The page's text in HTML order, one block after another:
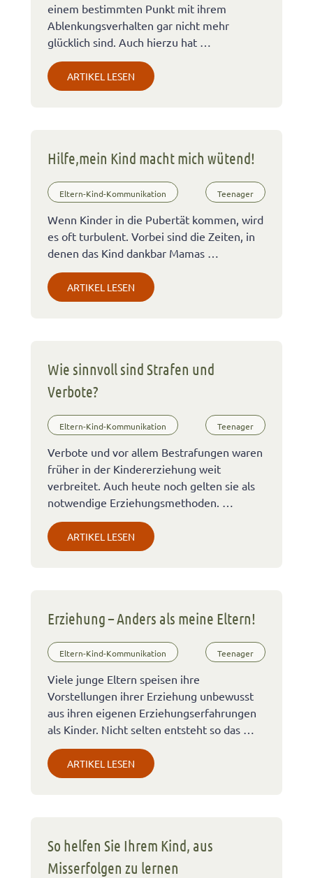
einem bestimmten Punkt mit ihrem
Ablenkungsverhalten gar nicht mehr
glücklich sind. Auch hierzu hat …
ARTIKEL LESEN
Hilfe,mein Kind macht mich wütend!
Eltern-Kind-Kommunikation Teenager
Wenn Kinder in die Pubertät kommen, wird
es oft turbulent. Vorbei sind die Zeiten, in
denen das Kind dankbar Mamas …
ARTIKEL LESEN
Wie sinnvoll sind Strafen und
Verbote?
Eltern-Kind-Kommunikation Teenager
Verbote und vor allem Bestrafungen waren
früher in der Kindererziehung weit
verbreitet. Auch heute noch gelten sie als
notwendige Erziehungsmethoden. …
ARTIKEL LESEN
Erziehung – Anders als meine Eltern!
Eltern-Kind-Kommunikation Teenager
Viele junge Eltern speisen ihre
Vorstellungen ihrer Erziehung unbewusst
aus ihren eigenen Erziehungserfahrungen
als Kinder. Nicht selten entsteht so das …
ARTIKEL LESEN
So helfen Sie Ihrem Kind, aus
Misserfolgen zu lernen